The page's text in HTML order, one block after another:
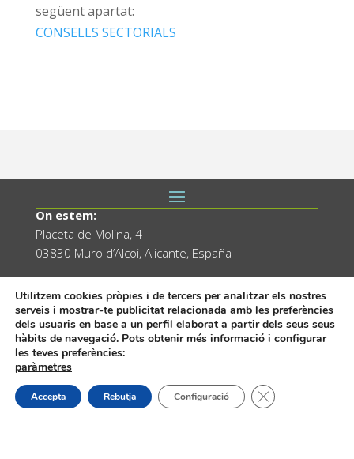
següent apartat:
CONSELLS SECTORIALS
On estem:
Placeta de Molina, 4
03830 Muro d’Alcoi, Alicante, España
Tel.: 96 5530557
email:info@vilademuro.net
Utilitzem cookies pròpies i de tercers per analitzar els nostres
serveis i mostrar-te publicitat relacionada amb les preferències
dels usuaris en base a un perfil elaborat a partir dels seus seus
hàbits de navegació. Pots obtenir més informació i configurar
les teves preferències:
paràmetres
Accepta Rebutja Configuració Tanca el bàner de